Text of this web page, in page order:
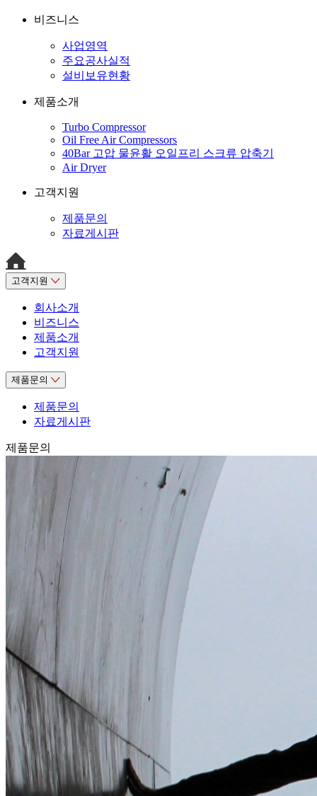
비즈니스
사업영역
주요공사실적
설비보유현황
제품소개
Turbo Compressor
Oil Free Air Compressors
40Bar 고압 물윤활 오일프리 스크류 압축기
Air Dryer
고객지원
제품문의
자료게시판
고객지원
회사소개
비즈니스
제품소개
고객지원
제품문의
제품문의
자료게시판
제품문의